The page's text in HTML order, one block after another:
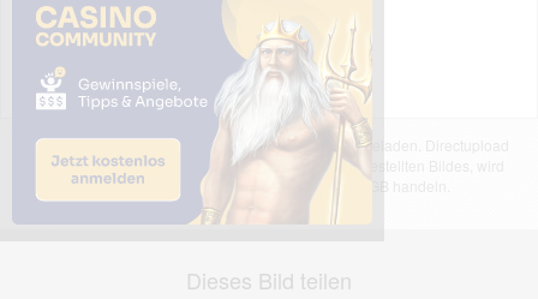
Das dargestellte Bild wurde von einem Nutzer hochgeladen. Directupload
übernimmt keinerlei Haftung für den Inhalt des dargestellten Bildes, wird
jedoch bei Verstößen nach §2(3) unserer AGB handeln.
Dieses Bild teilen